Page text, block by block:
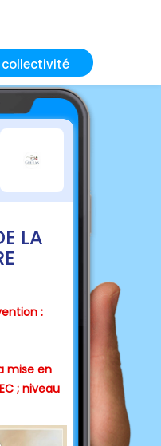
collectivité
LA
:
mise en
; niveau